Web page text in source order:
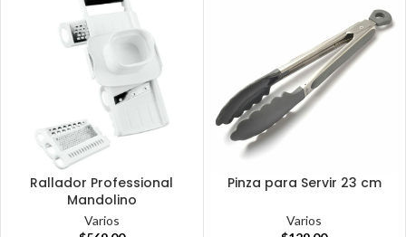
Rallador Professional
Mandolino
Varios
Pinza para Servir 23 cm
Varios